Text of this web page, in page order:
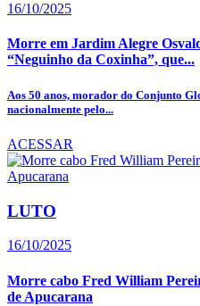
16/10/2025
Morre em Jardim Alegre
“Neguinho da Coxinha”, que...
Aos 50 anos, morador do Conjunto
nacionalmente pelo...
ACESSAR
LUTO
16/10/2025
Morre cabo Fred William
de Apucarana